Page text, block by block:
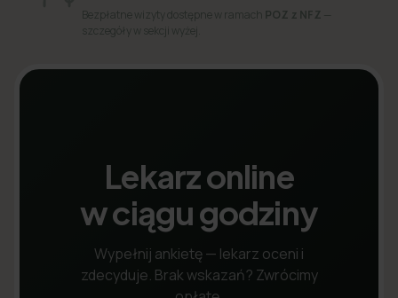
Bezpłatne wizyty dostępne w ramach POZ z NFZ
szczegóły w sekcji wyżej.
Lekarz online
w ciągu godziny
Wypełnij ankietę — lekarz oceni i
zdecyduje. Brak wskazań? Zwrócimy